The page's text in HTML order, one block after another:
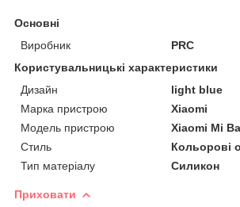
Основні
Виробник
PRC
Користувальницькі характеристики
Дизайн
light blue
Марка пристрою
Xiaomi
Модель пристрою
Xiaomi Mi
Стиль
Кольорові
Тип матеріалу
Силикон
Приховати